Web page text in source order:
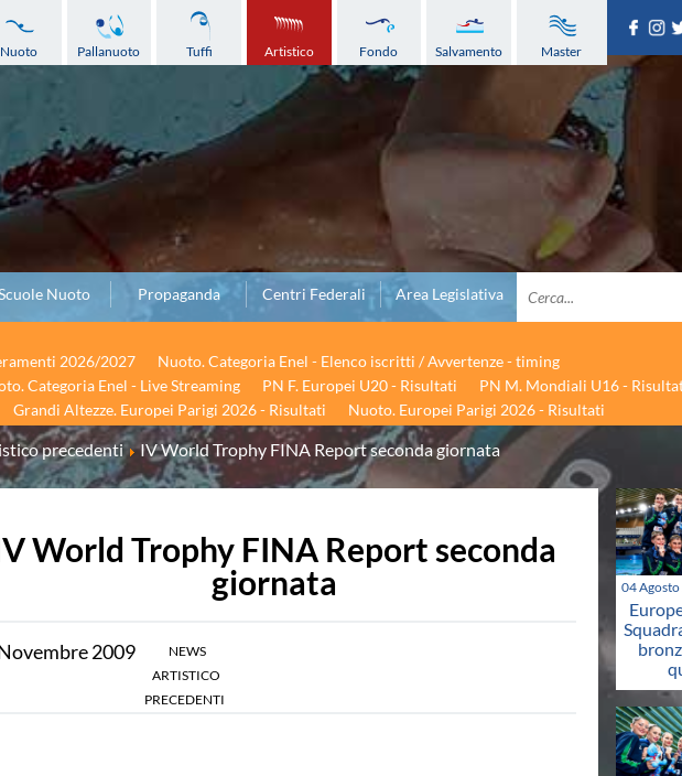
Nuoto Pallanuoto Tuffi Artistico Fondo Salvamento Master
Nuoto Propaganda Centri Federali Area Legislativa
2026/2027
Nuoto. Categoria Enel - Elenco iscritti / Avvertenze - timing
Categoria Enel - Live Streaming PN F. Europei U20 - Risultati
PN M. Mondiali U16 -
Grandi Altezze. Europei Parigi 2026 - Risultati Nuoto. Europei Parigi 2026 - Risultati
precedenti IV World Trophy FINA Report seconda giornata
World Trophy FINA Report seconda
giornata
2009
NEWS
ARTISTICO
PRECEDENTI
04